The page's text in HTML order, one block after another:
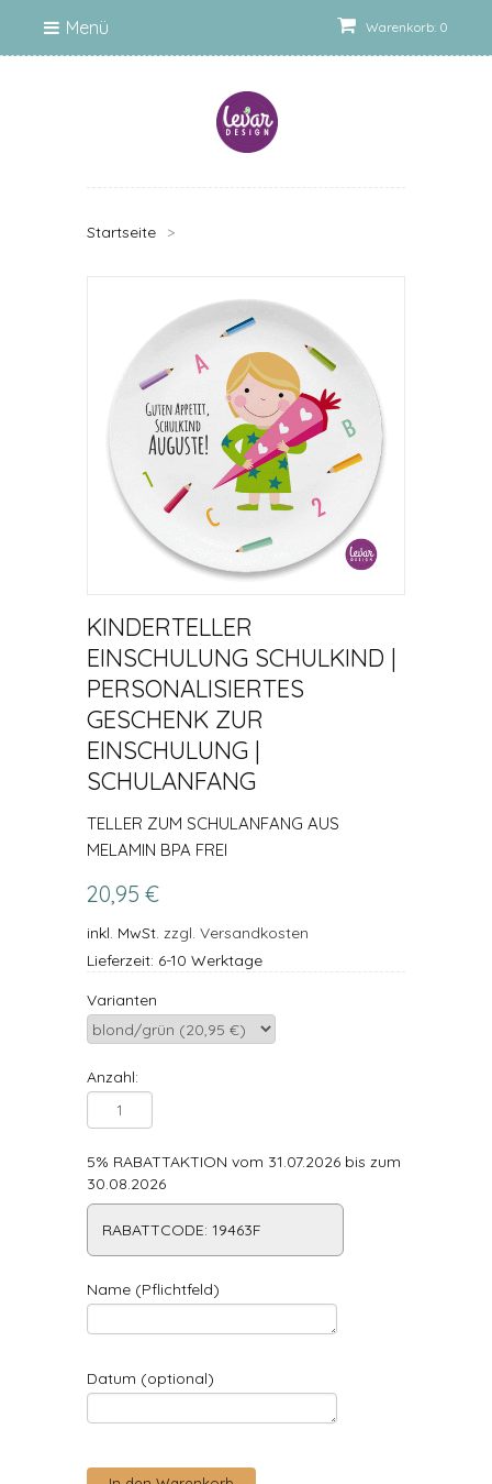
Warenkorb: 0
Menü
Startseite >
KINDERTELLER
EINSCHULUNG SCHULKIND |
PERSONALISIERTES
GESCHENK ZUR
EINSCHULUNG |
SCHULANFANG
TELLER ZUM SCHULANFANG AUS
MELAMIN BPA FREI
20,95 €
inkl. MwSt. zzgl. Versandkosten
Lieferzeit: 6-10 Werktage
Varianten
Anzahl:
5% RABATTAKTION vom 31.07.2026 bis zum
30.08.2026
RABATTCODE: 19463F
Name (Pflichtfeld)
Datum (optional)